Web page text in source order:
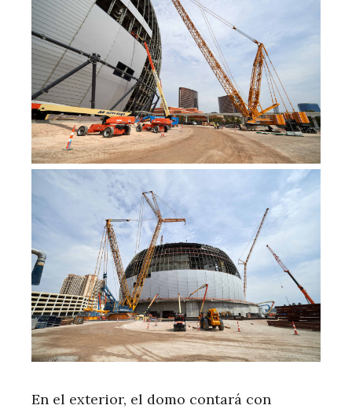
En el exterior, el domo contará con